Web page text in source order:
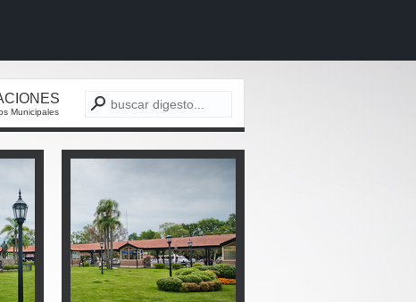
Municipales